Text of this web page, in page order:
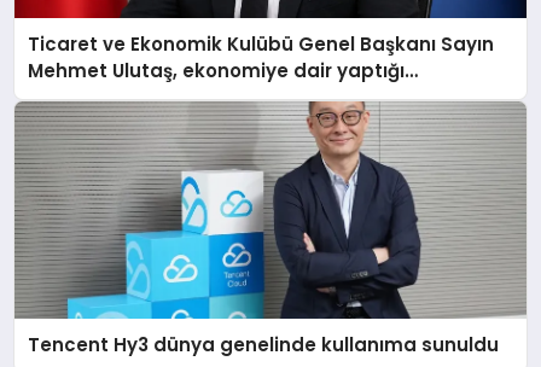
Ticaret ve Ekonomik Kulübü Genel Başkanı Sayın
Mehmet Ulutaş, ekonomiye dair yaptığı
açıklamada şunları kaydetti:
Tencent Hy3 dünya genelinde kullanıma sunuldu